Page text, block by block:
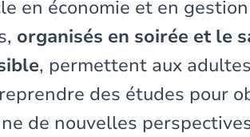
en économie et en
organisés en soirée et le
, permettent aux
des études pour
de nouvelles